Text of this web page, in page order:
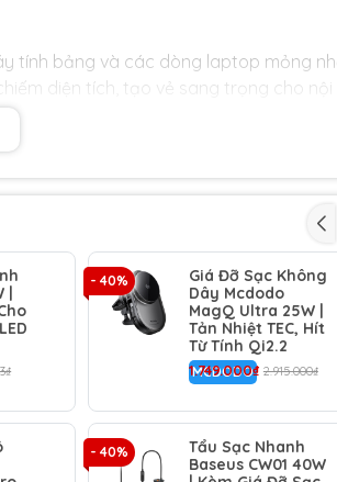
tính bảng và các dòng laptop mỏng
diện tích, tạo vẻ sang trọng cho nội
45W cho các dòng máy Samsung cao
không bị quá nóng khi hoạt động.
cho điện thoại, máy tính bảng và
QC4.0, Samsung SFC) cho nhiều
đèn LED xanh báo hiệu trạng thái.
quá nhiệt, đảm bảo sạc an toàn
|
- 40%
Giá Đỡ Sạc Không
Dây Mcdodo
MagQ Ultra 25W |
Tản Nhiệt TEC, Hít
Từ Tính Qi2.2
1.749.000₫ 2.915.000₫
MCDODO
- 40%
Tẩu Sạc Nhanh
Baseus CW01 40W